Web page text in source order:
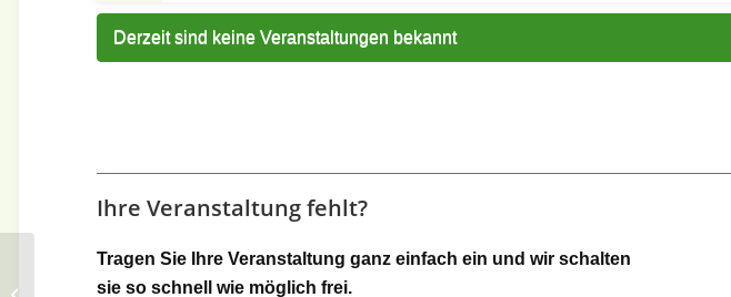
Derzeit sind keine Veranstaltungen bekannt
Ihre Veranstaltung fehlt?
Tragen Sie Ihre Veranstaltung ganz einfach ein und wir schalten
sie so schnell wie möglich frei.
Waldspielpark im